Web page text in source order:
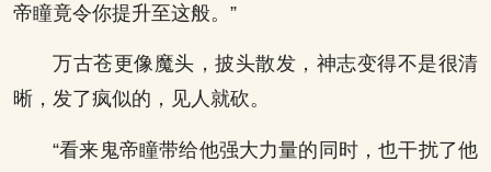
帝瞳竟令你提升至这般。”
万古苍更像魔头，披头散发，神志变得不是很清
晰，发了疯似的，见人就砍。
“看来鬼帝瞳带给他强大力量的同时，也干扰了他